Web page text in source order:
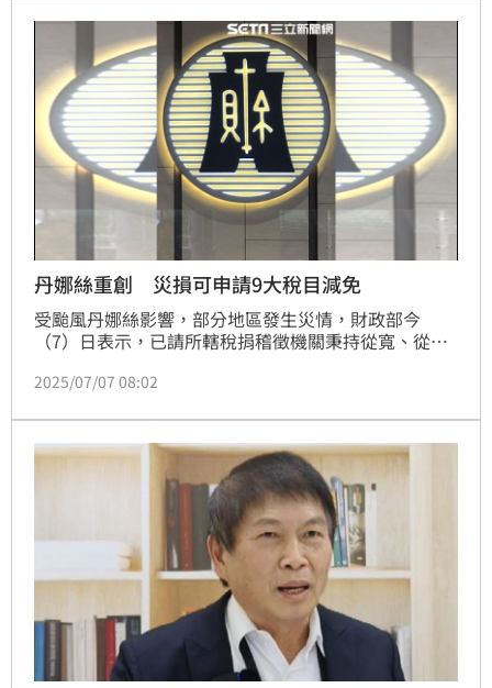
丹娜絲重創 災損可申請9大稅目減免
受颱風丹娜絲影響，部分地區發生災情，財政部今
（7）日表示，已請所轄稅捐稽徵機關秉持從寬、從
申請稅捐減免。
2025/07/07 08:02